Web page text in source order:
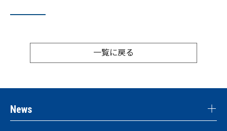
一覧に戻る
News